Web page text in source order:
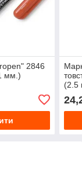
2846
мм.)
(2.5